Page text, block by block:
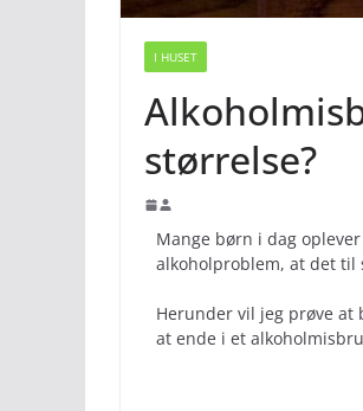
I HUSET
størrelse?
Mange børn i dag oplever
alkoholproblem, at det
Herunder vil jeg prøve at
at ende i et